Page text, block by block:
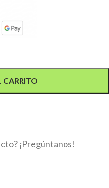
CARRITO
¡Pregúntanos!